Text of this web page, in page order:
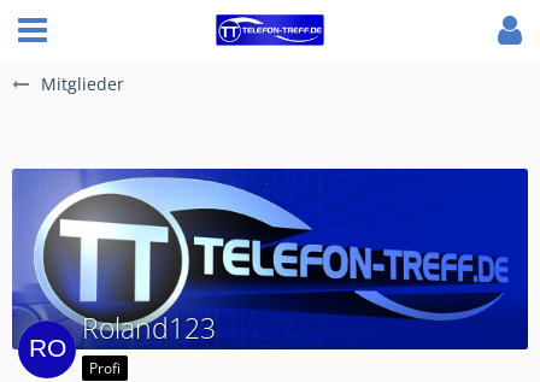
Mitglieder
Roland123
Profi